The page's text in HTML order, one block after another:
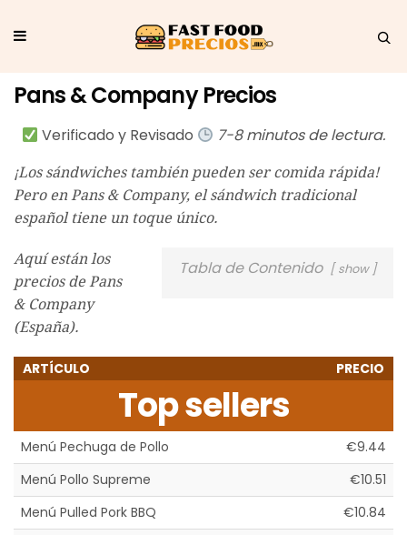
Pans & Company Precios
Verificado y Revisado 7-8 minutos de lectura.
¡Los sándwiches también pueden ser comida rápida!
Pero en Pans & Company, el sándwich tradicional
español tiene un toque único.
Tabla de Contenido show
Aquí están los
precios de Pans
& Company
(España).
ARTÍCULO PRECIO
Top sellers
Menú Pechuga de Pollo
€9.44
Menú Pollo Supreme
€10.51
Menú Pulled Pork BBQ
€10.84